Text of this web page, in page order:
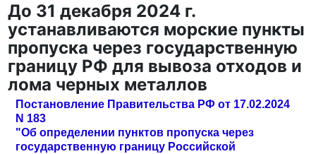
До 31 декабря 2024 г.
устанавливаются морские пункты
пропуска через государственную
границу РФ для вывоза отходов и
лома черных металлов
Постановление Правительства РФ от 17.02.2024
N 183
"Об определении пунктов пропуска через
государственную границу Российской